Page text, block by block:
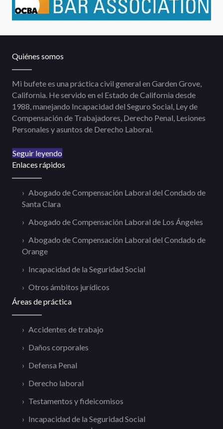
Quiénes somos
Mi bufete es una práctica civil general en Garden Grove,
California. He servido en el Estado de California desde
1988, manejando Incapacidad del Seguro Social, Ley de
Compensación de Trabajadores, Derecho Penal, Lesiones
Personales y asuntos de Derecho Laboral.
Seguir leyendo
Enlaces rápidos
Abogado de Compensación Laboral del Condado de
Santa Clara
Abogado de Compensación Laboral de Los Ángeles
Abogado de Compensación Laboral del Condado de
Orange
Incapacidad de la Seguridad Social
Otros ámbitos jurídicos
Áreas de práctica
Accidentes de trabajo
Daños corporales
Defensa Penal
Derecho laboral
Testamentos y fideicomisos
Incapacidad de la Seguridad Social